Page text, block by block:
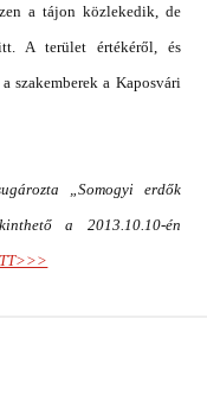
a tájon közlekedik, de
A terület értékéről, és
szakemberek a Kaposvári
„Somogyi erdők
a 2013.10.10-én